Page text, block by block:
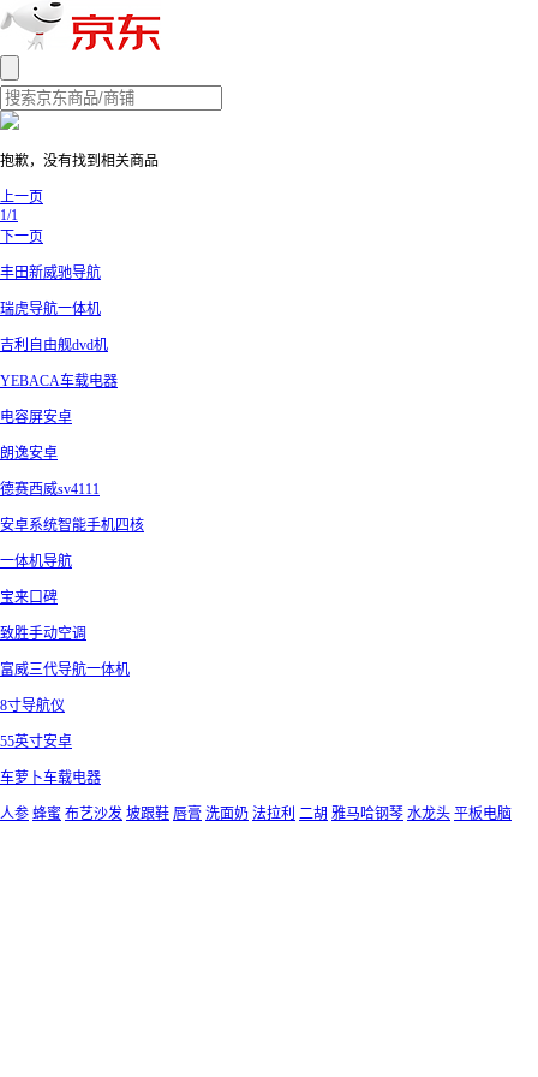
抱歉，没有找到相关商品
上一页
1/1
下一页
丰田新威驰导航
瑞虎导航一体机
吉利自由舰dvd机
YEBACA车载电器
电容屏安卓
朗逸安卓
德赛西威sv4111
安卓系统智能手机四核
一体机导航
宝来口碑
致胜手动空调
富威三代导航一体机
8寸导航仪
55英寸安卓
车萝卜车载电器
人参 蜂蜜 布艺沙发 坡跟鞋 唇膏 洗面奶 法拉利 二胡 雅马哈钢琴 水龙头 平板电脑